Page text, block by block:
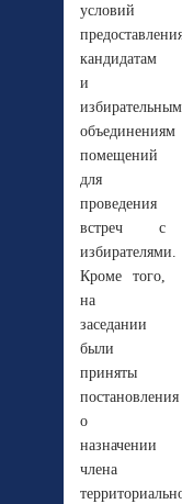
условий
кандидатам
и
избирательным
объединениям
помещений
для
проведения
встреч с
избирателями.
Кроме того,
на
заседании
были
приняты
постановления
о
назначении
члена